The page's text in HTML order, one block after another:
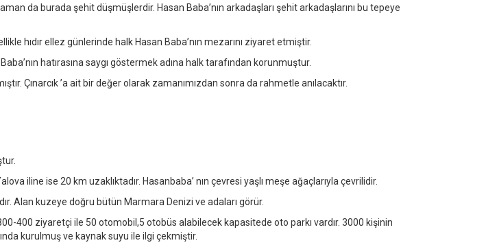
da burada şehit düşmüşlerdir. Hasan Baba’nın arkadaşları şehit arkadaşlarını bu tepeye
hıdır ellez günlerinde halk Hasan Baba’nın mezarını ziyaret etmiştir.
hatırasına saygı göstermek adına halk tarafından korunmuştur.
Çınarcık ’a ait bir değer olarak zamanımızdan sonra da rahmetle anılacaktır.
iline ise 20 km uzaklıktadır. Hasanbaba’ nın çevresi yaşlı meşe ağaçlarıyla çevrilidir.
Alan kuzeye doğru bütün Marmara Denizi ve adaları görür.
400 ziyaretçi ile 50 otomobil,5 otobüs alabilecek kapasitede oto parkı vardır. 3000 kişinin
kurulmuş ve kaynak suyu ile ilgi çekmiştir.